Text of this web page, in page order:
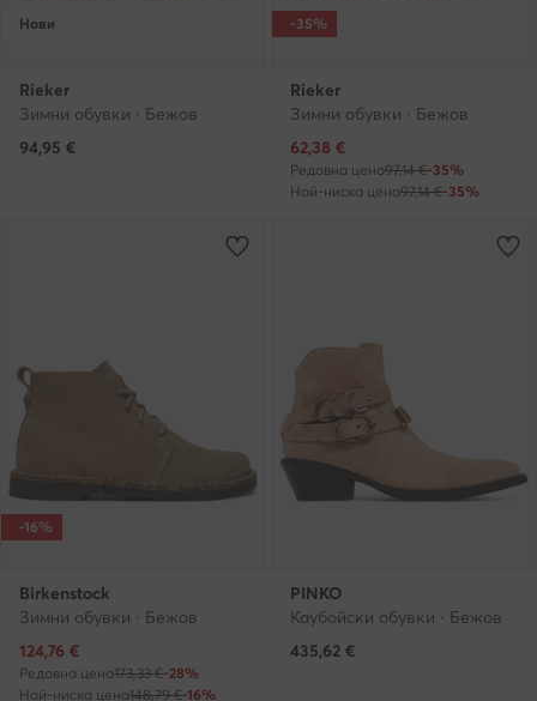
Нови
Rieker
Зимни обувки · Бежов
94,95 €
-35%
Rieker
Зимни обувки · Бежов
Актуална цена
62,38 €
Редовна цена97,14 €-35%
Най-ниска цена97,14 €-35%
-16%
Birkenstock
Зимни обувки · Бежов
Актуална цена
124,76 €
Редовна цена173,33 €-28%
Най-ниска цена148,79 €-16%
PINKO
Каубойски обувки · Бежов
435,62 €